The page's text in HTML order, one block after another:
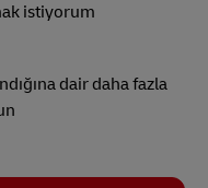
istiyorum
dair daha fazla